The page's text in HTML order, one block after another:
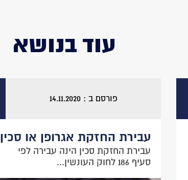
עוד בנושא
פורסם ב : 14.11.2020
עבירת החזקת אגרופן או סכין
עבירת החזקת סכין הינה עבירה לפי
סעיף 186 לחוק העונשין...